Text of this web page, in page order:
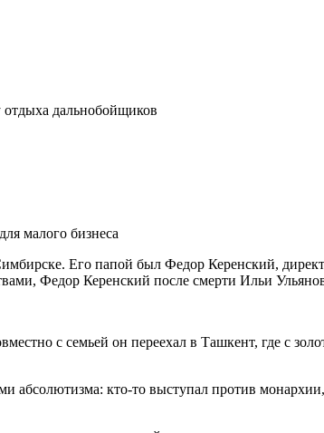
дальнобойщиков
малого бизнеса
Его папой был Федор Керенский,
Федор Керенский после смерти Ильи
с семьей он переехал в Ташкент, где с
абсолютизма: кто-то выступал против